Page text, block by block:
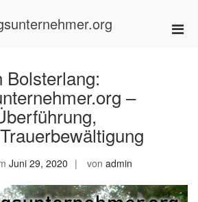
Bolsterlang:
–
Juni 29, 2020 von admin